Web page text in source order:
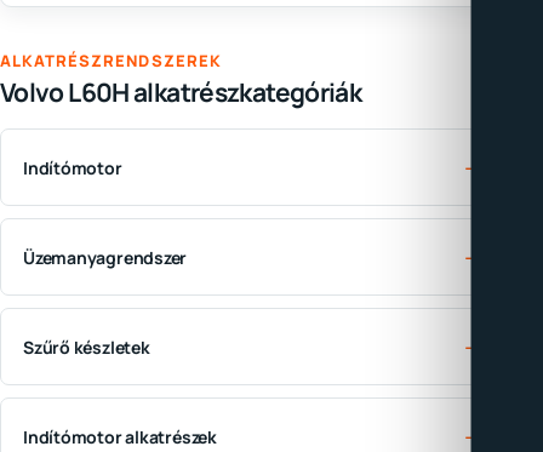
ALKATRÉSZRENDSZEREK
Volvo L60H alkatrészkategóriák
Indítómotor →
Üzemanyagrendszer →
Szűrő készletek →
Indítómotor alkatrészek →